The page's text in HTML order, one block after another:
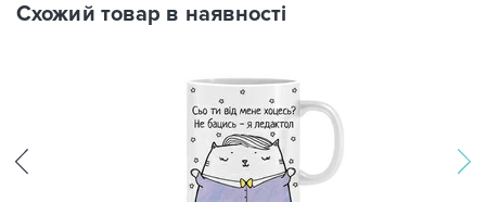
Схожий товар в наявності